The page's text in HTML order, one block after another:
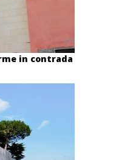
in contrada